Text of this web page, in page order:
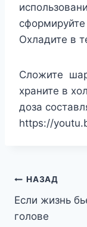
Охладите в
Сложите
храните в
доза
https://
по
НАЗАД
Если жизнь
голове